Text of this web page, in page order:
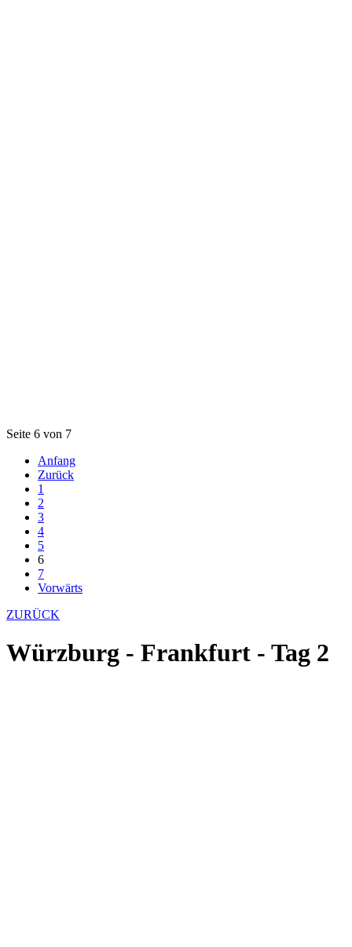
Seite 6 von 7
Anfang
Zurück
1
2
3
4
5
6
7
Vorwärts
ZURÜCK
Würzburg - Frankfurt - Tag 2